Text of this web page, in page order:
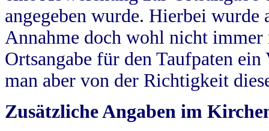
angegeben wurde. Hierbei wurde
Annahme doch wohl nicht
Ortsangabe für den Taufpaten
man aber von der Richtigkeit
Zusätzliche Angaben im